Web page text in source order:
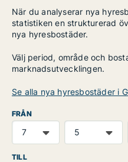
När du analyserar nya
statistiken en strukturerad
nya hyresbostäder.
Välj period, område och
marknadsutvecklingen.
Se alla nya hyresbostäder i
FRÅN
TILL